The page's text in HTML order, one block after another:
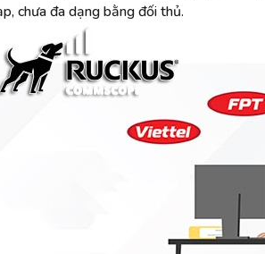
chưa đa dạng bằng đối thủ.